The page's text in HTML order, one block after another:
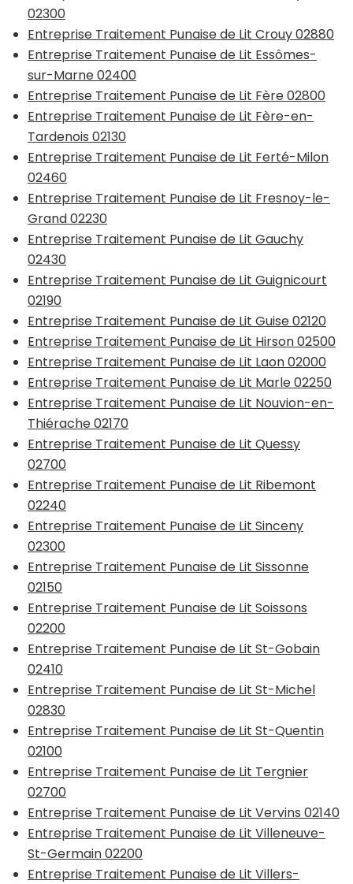
02300
Entreprise Traitement Punaise de Lit Crouy 02880
Entreprise Traitement Punaise de Lit Essômes-
sur-Marne 02400
Entreprise Traitement Punaise de Lit Fère 02800
Entreprise Traitement Punaise de Lit Fère-en-
Tardenois 02130
Entreprise Traitement Punaise de Lit Ferté-Milon
02460
Entreprise Traitement Punaise de Lit Fresnoy-le-
Grand 02230
Entreprise Traitement Punaise de Lit Gauchy
02430
Entreprise Traitement Punaise de Lit Guignicourt
02190
Entreprise Traitement Punaise de Lit Guise 02120
Entreprise Traitement Punaise de Lit Hirson 02500
Entreprise Traitement Punaise de Lit Laon 02000
Entreprise Traitement Punaise de Lit Marle 02250
Entreprise Traitement Punaise de Lit Nouvion-en-
Thiérache 02170
Entreprise Traitement Punaise de Lit Quessy
02700
Entreprise Traitement Punaise de Lit Ribemont
02240
Entreprise Traitement Punaise de Lit Sinceny
02300
Entreprise Traitement Punaise de Lit Sissonne
02150
Entreprise Traitement Punaise de Lit Soissons
02200
Entreprise Traitement Punaise de Lit St-Gobain
02410
Entreprise Traitement Punaise de Lit St-Michel
02830
Entreprise Traitement Punaise de Lit St-Quentin
02100
Entreprise Traitement Punaise de Lit Tergnier
02700
Entreprise Traitement Punaise de Lit Vervins 02140
Entreprise Traitement Punaise de Lit Villeneuve-
St-Germain 02200
Entreprise Traitement Punaise de Lit Villers-